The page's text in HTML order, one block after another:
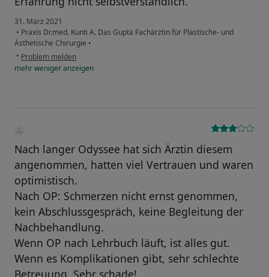
31. März 2021
• Praxis Dr.med. Kunti A. Das Gupta Fachärztin für Plastische- und
Ästhetische Chirurgie •
• Problem melden
mehrwenigeranzeigen
Nach langer Odyssee hat sich Ärztin diesem
angenommen, hatten viel Vertrauen und waren
optimistisch.
Nach OP: Schmerzen nicht ernst genommen,
kein Abschlussgespräch, keine Begleitung der
Nachbehandlung.
Wenn OP nach Lehrbuch läuft, ist alles gut.
Wenn es Komplikationen gibt, sehr schlechte
Betreuung. Sehr schade!